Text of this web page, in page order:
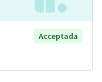
Acceptada